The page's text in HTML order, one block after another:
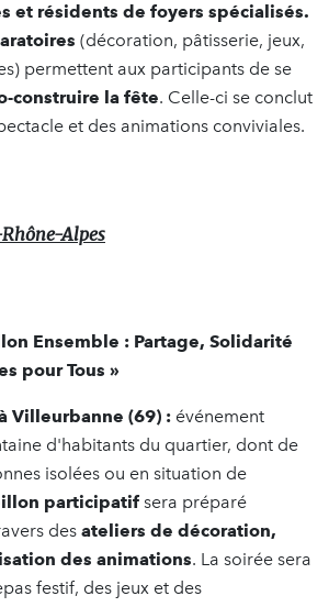
et résidents de foyers spécialisés.
(décoration, pâtisserie, jeux,
permettent aux participants de se
construire la fête. Celle-ci se conclut
et des animations conviviales.
Alpes
Ensemble : Partage, Solidarité
pour Tous »
Villeurbanne (69) : événement
d'habitants du quartier, dont de
isolées ou en situation de
participatif sera préparé
des ateliers de décoration,
des animations. La soirée sera
festif, des jeux et des